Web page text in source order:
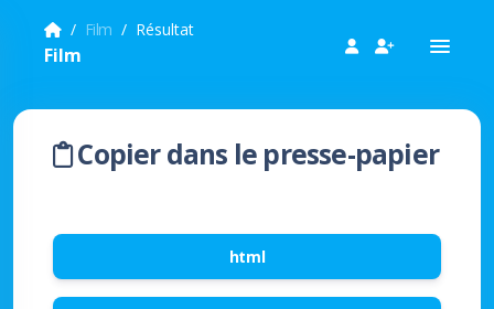
Film Résultat
Film
Copier dans le presse-papier
html